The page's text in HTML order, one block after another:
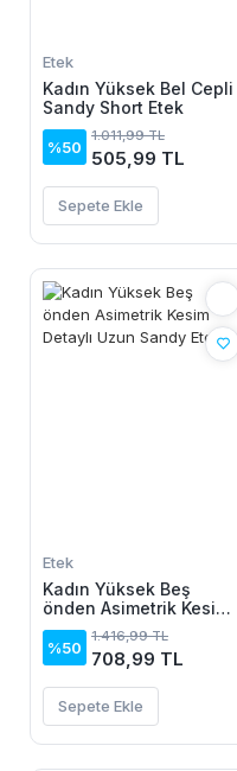
Etek
Kadın Yüksek Bel Cepli
Sandy Short Etek
%50
1.011,99 TL
505,99 TL
Sepete Ekle
Etek
Kadın Yüksek Beş
önden Asimetrik Kesim
Detaylı Uzun Sandy
Etek
%50
1.416,99 TL
708,99 TL
Sepete Ekle